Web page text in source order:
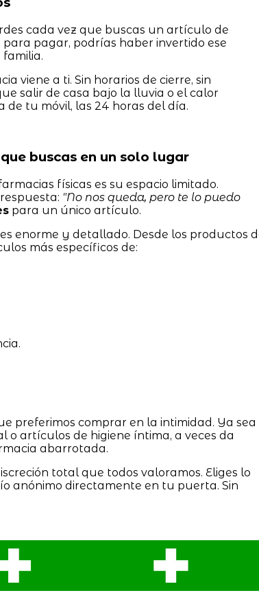
cada vez que buscas un artículo de
pagar, podrías haber invertido ese
viene a ti. Sin horarios de cierre, sin
salir de casa bajo la lluvia o el calor
de tu móvil, las 24 horas del día.
buscas en un solo lugar
físicas es su espacio limitado.
"No nos queda, pero te lo puedo
para un único artículo.
enorme y detallado. Desde los productos
más específicos de:
preferimos comprar en la intimidad. Ya sea
artículos de higiene íntima, a veces da
abarrotada.
total que todos valoramos. Eliges lo
anónimo directamente en tu puerta. Sin